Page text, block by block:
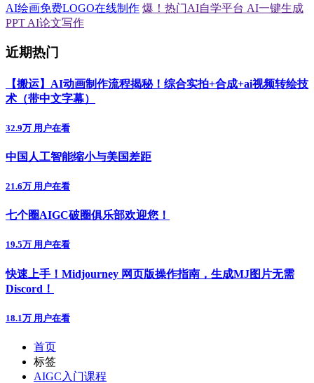
AI绘画免费LOGO在线制作 爆！热门AI自学平台 AI一键生成
PPT AI论文写作
近期热门
【搬运】AI动画制作流程揭秘！综合实拍+合成+ai视频转绘技
术（带中文字幕）
32.9万 用户在看
中国人工智能缩小与美国差距
21.6万 用户在看
七个圈AIGC破圈俱乐部欢迎您！
19.5万 用户在看
快速上手！Midjourney 网页版操作指南，生成MJ图片无需
Discord！
18.1万 用户在看
首页
标签
AIGC入门课程